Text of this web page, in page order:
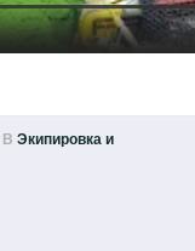
ВЭкипировка и